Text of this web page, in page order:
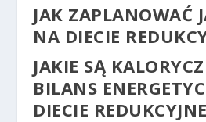
JAK ZAPLANOWAĆ
NA DIECIE
JAKIE SĄ
BILANS
DIECIE